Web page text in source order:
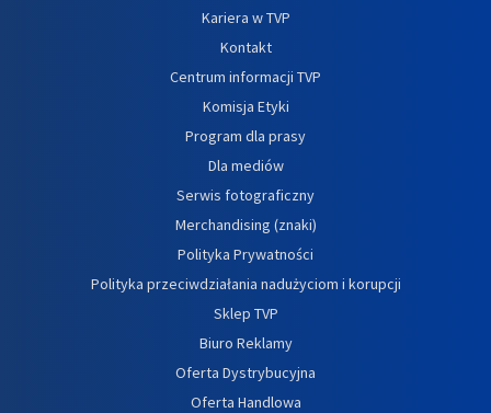
Kariera w TVP
Kontakt
Centrum informacji TVP
Komisja Etyki
Program dla prasy
Dla mediów
Serwis fotograficzny
Merchandising (znaki)
Polityka Prywatności
Polityka przeciwdziałania nadużyciom i korupcji
Sklep TVP
Biuro Reklamy
Oferta Dystrybucyjna
Oferta Handlowa